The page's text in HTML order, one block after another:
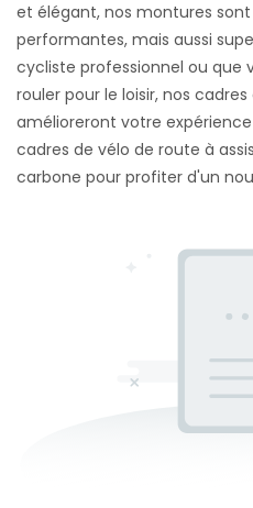
et élégant, nos montures
performantes, mais aussi
cycliste professionnel ou que
rouler pour le loisir, nos
amélioreront votre
cadres de vélo de route à
carbone pour profiter d'un